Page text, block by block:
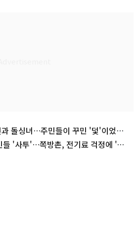
돌싱녀…주민들이 꾸민 '덫'이었다
들 '사투'…쪽방촌, 전기료 걱정에 '한